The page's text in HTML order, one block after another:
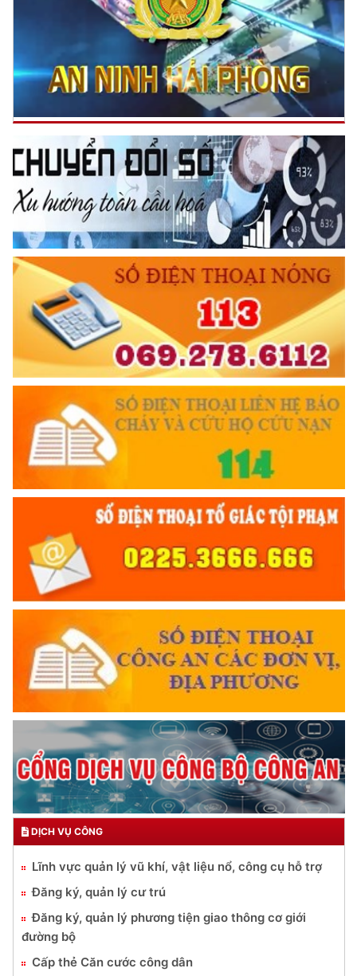
DỊCH VỤ CÔNG
Lĩnh vực quản lý vũ khí, vật liệu nổ, công cụ hỗ trợ
Đăng ký, quản lý cư trú
Đăng ký, quản lý phương tiện giao thông cơ giới
đường bộ
Cấp thẻ Căn cước công dân